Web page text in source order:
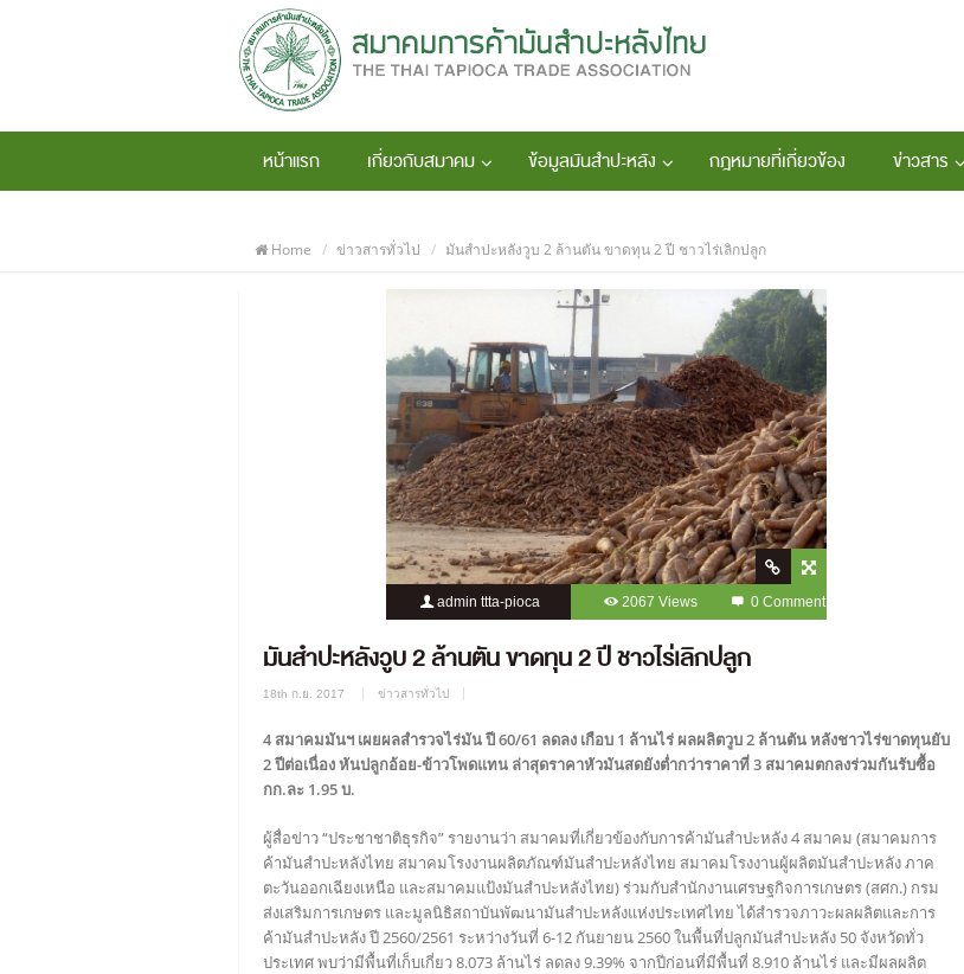
หน้าแรก เกี่ยวกับสมาคม ข้อมูลมันสำปะหลัง กฎหมายที่เกี่ยวข้อง ข่าวสาร
Home ข่าวสารทั่วไป มันสำปะหลังวูบ 2 ล้านตัน ขาดทุน 2 ปี ชาวไร่เลิกปลูก
admin ttta-pioca 2067 Views 0 Comment
มันสำปะหลังวูบ 2 ล้านตัน ขาดทุน 2 ปี ชาวไร่เลิกปลูก
18th ก.ย. 2017 ข่าวสารทั่วไป
4 สมาคมมันฯ เผยผลสำรวจไร่มัน ปี 60/61 ลดลง เกือบ 1 ล้านไร่ ผลผลิตวูบ 2 ล้านตัน หลังชาวไร่ขาดทุนยับ
2 ปีต่อเนื่อง หันปลูกอ้อย-ข้าวโพดแทน ล่าสุดราคาหัวมันสดยังต่ำกว่าราคาที่ 3 สมาคมตกลงร่วมกันรับซื้อ
กก.ละ 1.95 บ.
ผู้สื่อข่าว “ประชาชาติธุรกิจ” รายงานว่า สมาคมที่เกี่ยวข้องกับการค้ามันสำปะหลัง 4 สมาคม (สมาคมการ
ค้ามันสำปะหลังไทย สมาคมโรงงานผลิตภัณฑ์มันสำปะหลังไทย สมาคมโรงงานผู้ผลิตมันสำปะหลัง ภาค
ตะวันออกเฉียงเหนือ และสมาคมแป้งมันสำปะหลังไทย) ร่วมกับสำนักงานเศรษฐกิจการเกษตร (สศก.) กรม
ส่งเสริมการเกษตร และมูลนิธิสถาบันพัฒนามันสำปะหลังแห่งประเทศไทย ได้สำรวจภาวะผลผลิตและการ
ค้ามันสำปะหลัง ปี 2560/2561 ระหว่างวันที่ 6-12 กันยายน 2560 ในพื้นที่ปลูกมันสำปะหลัง 50 จังหวัดทั่ว
ประเทศ พบว่ามีพื้นที่เก็บเกี่ยว 8.073 ล้านไร่ ลดลง 9.39% จากปีก่อนที่มีพื้นที่ 8.910 ล้านไร่ และมีผลผลิต